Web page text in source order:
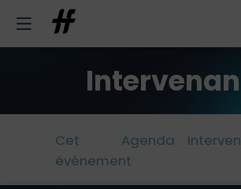
Cet
évènement
Agenda